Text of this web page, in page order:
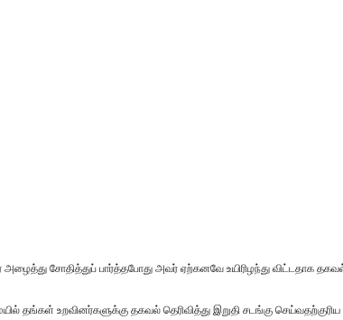
சோதித்துப் பார்த்தபோது அவர் ஏற்கனவே உயிரிழந்து விட்டதாக
தங்கள் உறவினர்களுக்கு தகவல் தெரிவித்து இறுதி சடங்கு செய்வதற்குரிய